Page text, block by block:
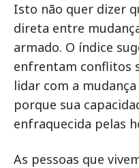
Isto não quer dizer
direta entre
armado. O índice
enfrentam conflitos
lidar com a
porque sua
enfraquecida pelas
As pessoas que